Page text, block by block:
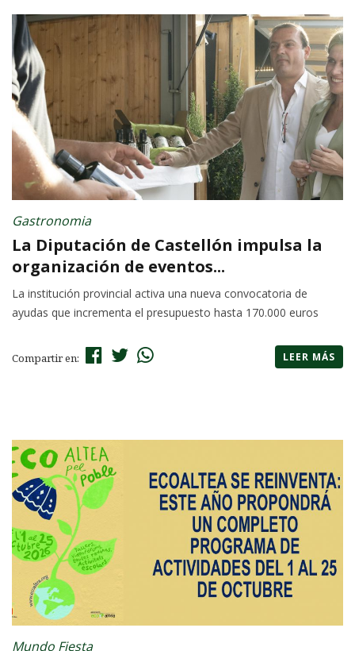
Gastronomia
La Diputación de Castellón impulsa la
organización de eventos...
La institución provincial activa una nueva convocatoria de
ayudas que incrementa el presupuesto hasta 170.000 euros
Compartir en: LEER MÁS
Mundo Fiesta